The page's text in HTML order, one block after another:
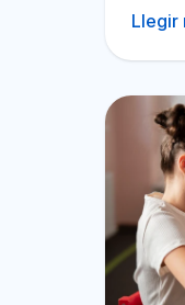
Llegir